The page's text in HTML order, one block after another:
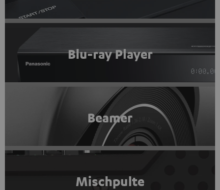
Blu-ray Player
Beamer
Mischpulte